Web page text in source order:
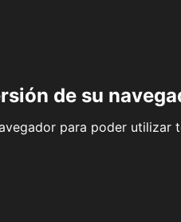
de su
para poder